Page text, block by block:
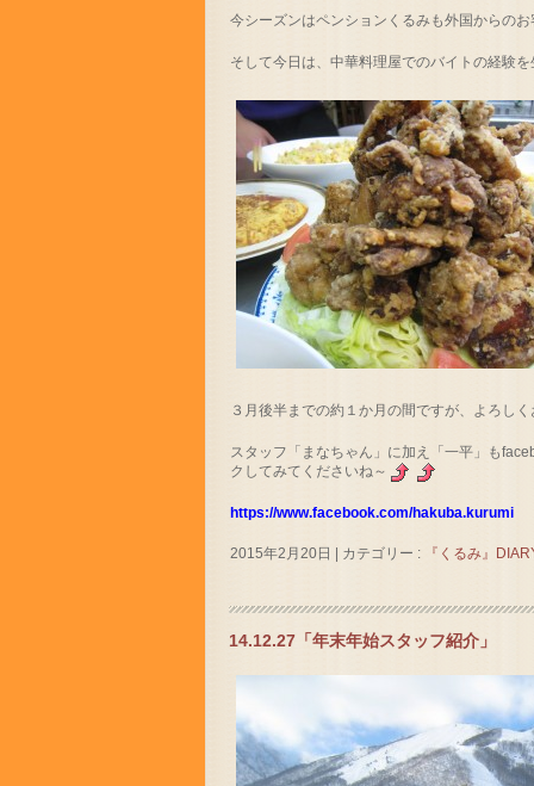
今シーズンはペンションくるみも外国からの
そして今日は、中華料理屋でのバイトの経験
３月後半までの約１か月の間ですが、よろし
スタッフ「まなちゃん」に加え「一平」も
クしてみてくださいね～
https://www.facebook.com/hakuba.kurumi
2015年2月20日 | カテゴリー : 『くるみ』
14.12.27「年末年始スタッフ紹介」